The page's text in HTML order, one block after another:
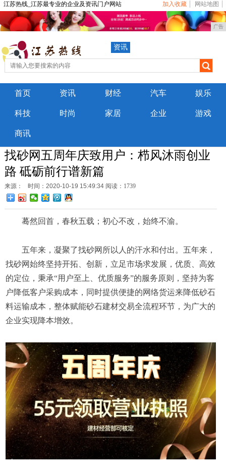
江苏热线_江苏最专业的企业及资讯门户网站 加入收藏 网站地图
广告
资讯
首页 资讯 财经 汽车 娱乐
科技 时尚 家居 企业 游戏
商讯
找砂网五周年庆致用户：栉风沐雨创业
路 砥砺前行谱新篇
来源： 时间：2020-10-19 15:49:34 阅读：1739
蓦然回首，春秋五载；初心不改，始终不渝。
五年来，凝聚了找砂网所以人的汗水和付出。五年来，
找砂网始终坚持开拓、创新，立足市场求发展，优质、高效
的定位，秉承“用户至上、优质服务”的服务原则，坚持为客
户降低客户采购成本，同时提供便捷的网络货运来降低砂石
料运输成本，整体赋能砂石建材交易全流程环节，为广大的
企业实现降本增效。